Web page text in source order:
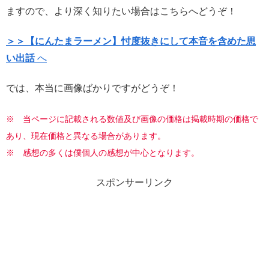
ますので、より深く知りたい場合はこちらへどうぞ！
＞＞【にんたまラーメン】忖度抜きにして本音を含めた思
い出話へ
では、本当に画像ばかりですがどうぞ！
※ 当ページに記載される数値及び画像の価格は掲載時期の価格で
あり、現在価格と異なる場合があります。
※
感想の多くは僕個人の感想が中心となります。
スポンサーリンク